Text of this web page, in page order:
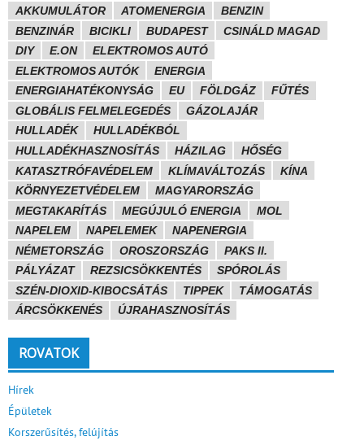
AKKUMULÁTOR ATOMENERGIA
BENZIN
BENZINÁR
BICIKLI BUDAPEST
CSINÁLD MAGAD
DIY
E.ON
ELEKTROMOS AUTÓ
ELEKTROMOS AUTÓK
ENERGIA
ENERGIAHATÉKONYSÁG
EU FÖLDGÁZ
FŰTÉS
GLOBÁLIS FELMELEGEDÉS
GÁZOLAJÁR
HULLADÉK
HULLADÉKBÓL
HULLADÉKHASZNOSÍTÁS
HÁZILAG
HŐSÉG
KATASZTRÓFAVÉDELEM
KLÍMAVÁLTOZÁS
KÍNA
KÖRNYEZETVÉDELEM
MAGYARORSZÁG
MEGTAKARÍTÁS
MEGÚJULÓ ENERGIA
MOL
NAPELEM
NAPELEMEK
NAPENERGIA
NÉMETORSZÁG
OROSZORSZÁG
PAKS II.
PÁLYÁZAT
REZSICSÖKKENTÉS
SPÓROLÁS
SZÉN-DIOXID-KIBOCSÁTÁS
TIPPEK
TÁMOGATÁS
ÁRCSÖKKENÉS
ÚJRAHASZNOSÍTÁS
ROVATOK
Hírek
Épületek
Korszerűsítés, felújítás